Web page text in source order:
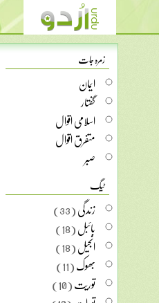
زمرہ جات
ایمان
گفتار
اسلامی اقوال
متفرق اقوال
صبر
ٹیگ
زندگی(33)
بائبل(18)
انجیل(18)
بھوک(11)
توریت(10)